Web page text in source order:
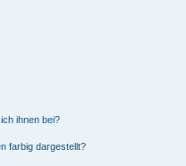
ihnen bei?
farbig dargestellt?